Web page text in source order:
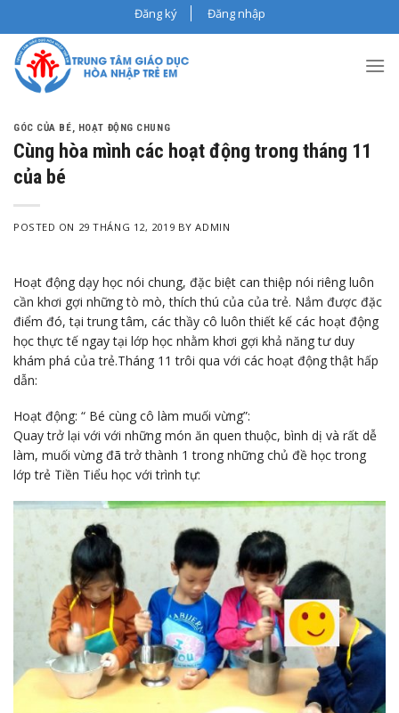
to
content
Đăng ký Đăng nhập
GÓC CỦA BÉ, HOẠT ĐỘNG CHUNG
Cùng hòa mình các hoạt động trong tháng 11
của bé
POSTED ON 29 THÁNG 12, 2019 BYADMIN
Hoạt động dạy học nói chung, đặc biệt can thiệp nói riêng luôn
cần khơi gợi những tò mò, thích thú của của trẻ. Nắm được đặc
điểm đó, tại trung tâm, các thầy cô luôn thiết kế các hoạt động
học thực tế ngay tại lớp học nhằm khơi gợi khả năng tư duy
khám phá của trẻ.Tháng 11 trôi qua với các hoạt động thật hấp
dẫn:
Hoạt động: “ Bé cùng cô làm muối vừng”:
Quay trở lại với với những món ăn quen thuộc, bình dị và rất dễ
làm, muối vừng đã trở thành 1 trong những chủ đề học trong
lớp trẻ Tiền Tiểu học với trình tự: